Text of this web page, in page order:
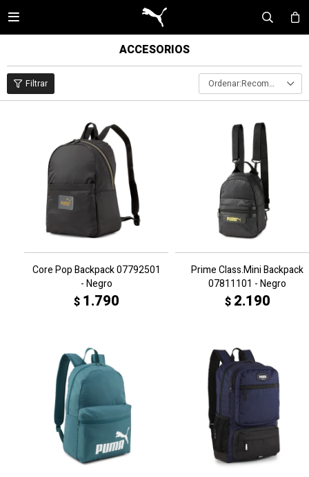

ACCESORIOS
Recomendados
Core Pop Backpack 07792501
- Negro
$ 1.790
Prime Class.Mini Backpack
07811101 - Negro
$ 2.190